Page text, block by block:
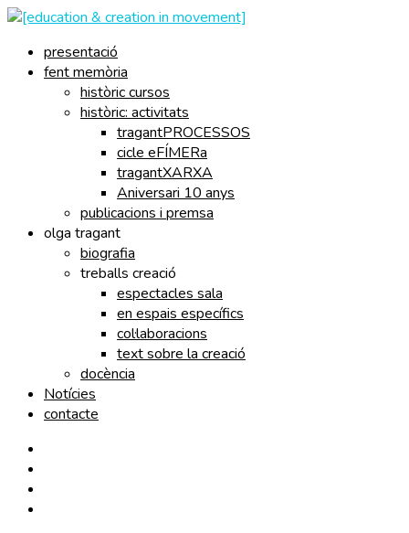
presentació
fent memòria
històric cursos
històric: activitats
tragantPROCESSOS
cicle eFÍMERa
tragantXARXA
Aniversari 10 anys
publicacions i premsa
olga tragant
biografia
treballs creació
espectacles sala
en espais específics
col·laboracions
text sobre la creació
docència
Notícies
contacte